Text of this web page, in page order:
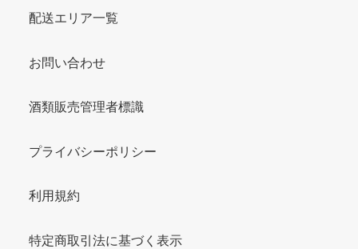
配送エリア一覧
お問い合わせ
酒類販売管理者標識
プライバシーポリシー
利用規約
特定商取引法に基づく表示